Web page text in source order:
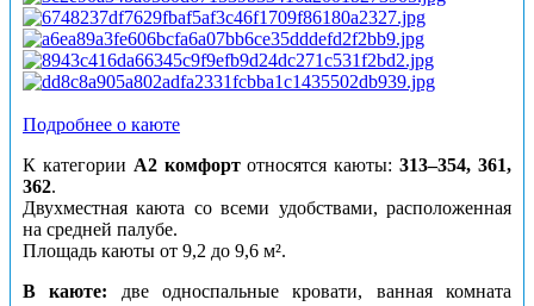
Подробнее о каюте
К категории А2 комфортотносятся каюты:313–354, 361,
362.
Двухместная каюта со всеми удобствами, расположенная
на средней палубе.
Площадь каюты от 9,2 до 9,6 м².
В каюте: две односпальные кровати, ванная комната